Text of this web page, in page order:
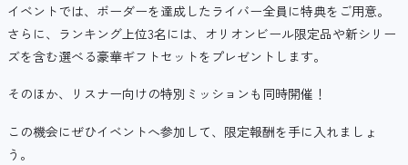
イベントでは、ボーダーを達成したライバー全員に特典をご用意。
さらに、ランキング上位3名には、オリオンビール限定品や新シリー
ズを含む選べる豪華ギフトセットをプレゼントします。
そのほか、リスナー向けの特別ミッションも同時開催！
この機会にぜひイベントへ参加して、限定報酬を手に入れましょ
う。